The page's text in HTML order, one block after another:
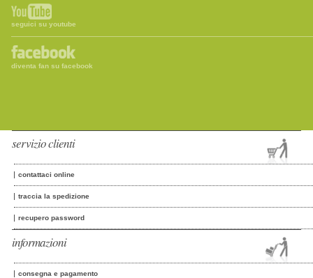
seguici su youtube
diventa fan su facebook
servizio clienti
contattaci online
traccia la spedizione
recupero password
informazioni
consegna e pagamento